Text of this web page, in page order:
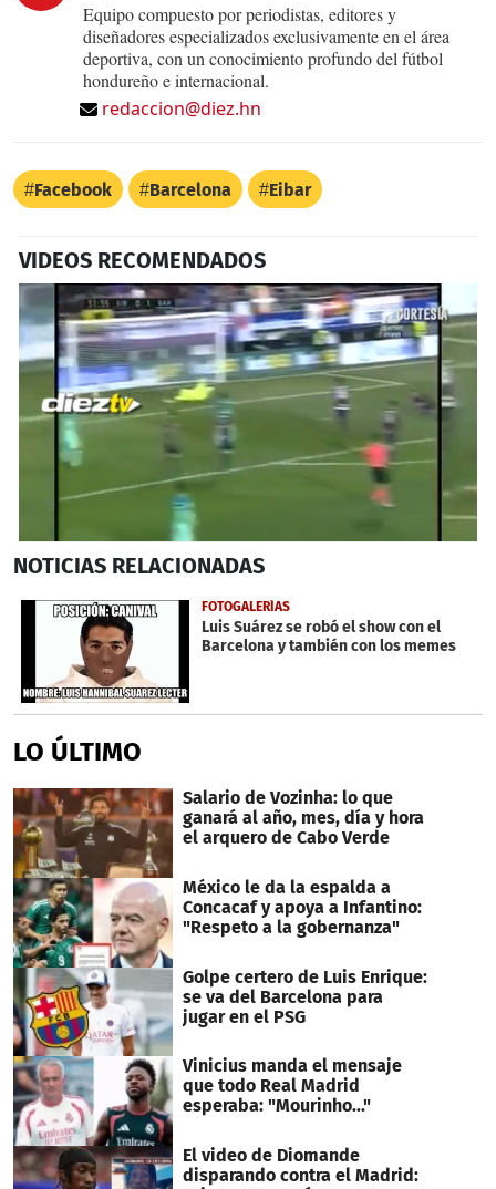
Equipo compuesto por periodistas, editores y
diseñadores especializados exclusivamente en el área
deportiva, con un conocimiento profundo del fútbol
hondureño e internacional.
redaccion@diez.hn
Facebook Barcelona Eibar
VIDEOS RECOMENDADOS
seconds
31
seconds
NOTICIAS RELACIONADAS
FOTOGALERÍAS
Luis Suárez se robó el show con el
Barcelona y también con los memes
LO ÚLTIMO
Salario de Vozinha: lo que
ganará al año, mes, día y hora
el arquero de Cabo Verde
México le da la espalda a
Concacaf y apoya a Infantino:
"Respeto a la gobernanza"
Golpe certero de Luis Enrique:
se va del Barcelona para
jugar en el PSG
Vinicius manda el mensaje
que todo Real Madrid
esperaba: "Mourinho..."
El video de Diomande
disparando contra el Madrid: